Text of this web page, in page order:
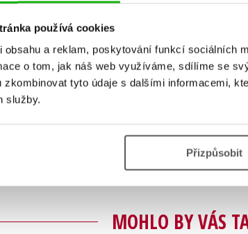
používá cookies
obsahu a reklam, poskytování funkcí sociálních
o tom, jak náš web využíváme, sdílíme se
zkombinovat tyto údaje s dalšími informacemi,
služby.
Přizpůsobit
Vaše hodnocení
Přihlásit
MOHLO BY VÁS